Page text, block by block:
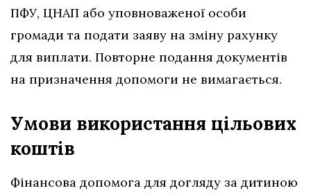
ПФУ, ЦНАП або уповноваженої особи
громади та подати заяву на зміну рахунку
для виплати. Повторне подання документів
на призначення допомоги не вимагається.
Умови використання цільових
коштів
Фінансова допомога для догляду за дитиною